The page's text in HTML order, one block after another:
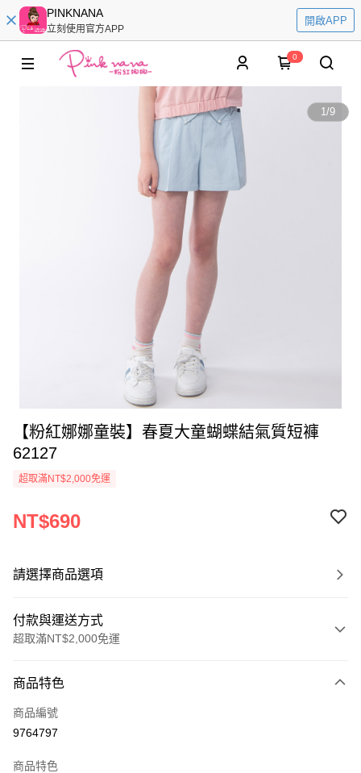
PINKNANA
立刻使用官方APP
開啟APP
0
1/9
【粉紅娜娜童裝】春夏大童蝴蝶結氣質短褲
62127
超取滿NT$2,000免運
NT$690
請選擇商品選項
付款與運送方式
超取滿NT$2,000免運
信用卡一次付款
超商取貨付款
商品特色
商品編號
9764797
商品特色